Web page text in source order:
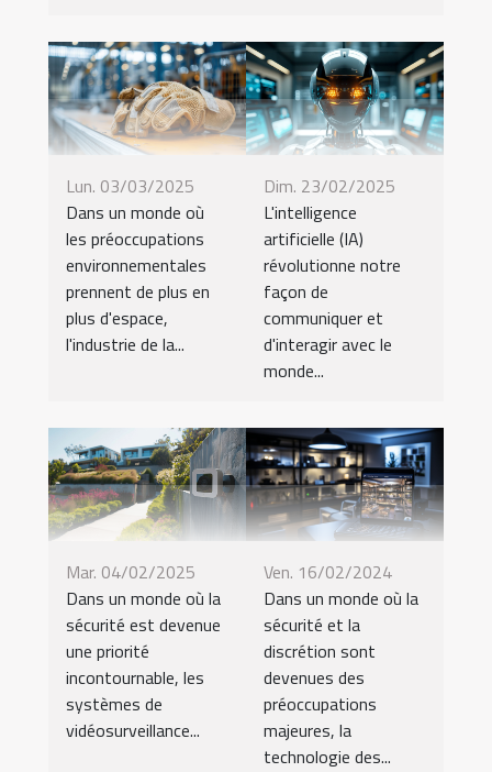
Lun. 03/03/2025
Dans un monde où
les préoccupations
environnementales
prennent de plus en
plus d'espace,
l'industrie de la...
Dim. 23/02/2025
L'intelligence
artificielle (IA)
révolutionne notre
façon de
communiquer et
d'interagir avec le
monde...
Mar. 04/02/2025
Dans un monde où la
sécurité est devenue
une priorité
incontournable, les
systèmes de
vidéosurveillance...
Ven. 16/02/2024
Dans un monde où la
sécurité et la
discrétion sont
devenues des
préoccupations
majeures, la
technologie des...